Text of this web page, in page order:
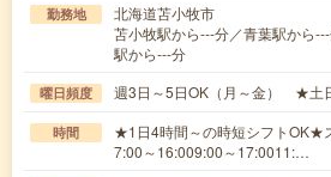
勤務地
北海道苫小牧市
苫小牧駅から---分／青葉駅から
駅から---分
曜日頻度 週3日～5日OK（月～金） ★土
時間
★1日4時間～の時短シフトOK★
7:00～16:009:00～17:0011:…